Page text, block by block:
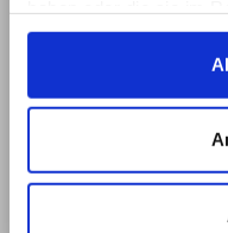
gesammelt haben.
einen
0800